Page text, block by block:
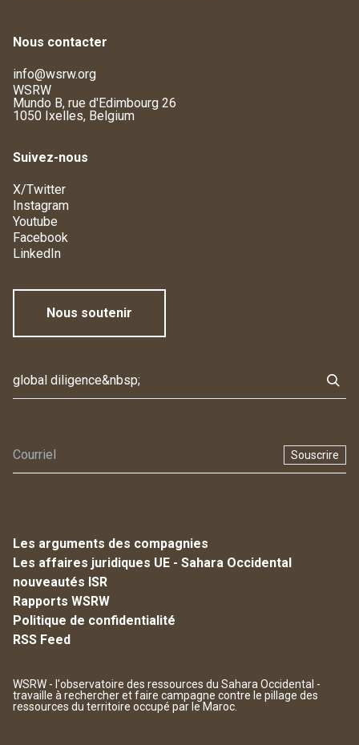
Nous contacter
info@wsrw.org
WSRW
Mundo B, rue d'Edimbourg 26
1050 Ixelles, Belgium
Suivez-nous
X/Twitter
Instagram
Youtube
Facebook
LinkedIn
Nous soutenir
Souscrire
Les arguments des compagnies
Les affaires juridiques UE - Sahara Occidental
nouveautés ISR
Rapports WSRW
Politique de confidentialité
RSS Feed
WSRW - l'observatoire des ressources du Sahara Occidental -
travaille à rechercher et faire campagne contre le pillage des
ressources du territoire occupé par le Maroc.